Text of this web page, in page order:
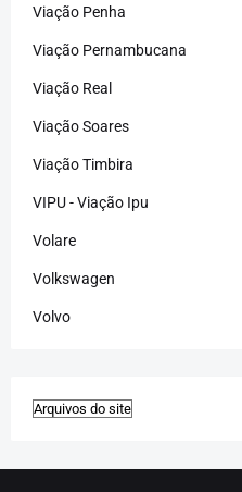
Viação Penha
Viação Pernambucana
Viação Real
Viação Soares
Viação Timbira
VIPU - Viação Ipu
Volare
Volkswagen
Volvo